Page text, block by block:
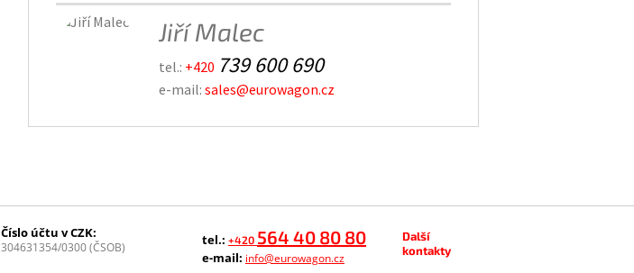
Jiří Malec
tel.: +420 739 600 690
e-mail: sales@eurowagon.cz
Číslo účtu v CZK:
304631354/0300 (ČSOB) tel.: +420 564 40 80 80
e-mail: info@eurowagon.cz
Další
kontakty